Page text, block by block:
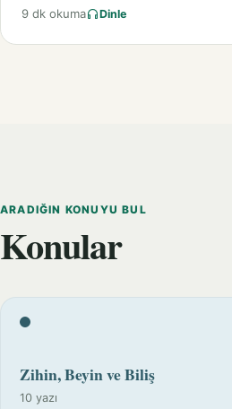
9 dk okuma Dinle
ARADIĞIN KONUYU BUL
Konular
Zihin, Beyin ve Biliş
10 yazı